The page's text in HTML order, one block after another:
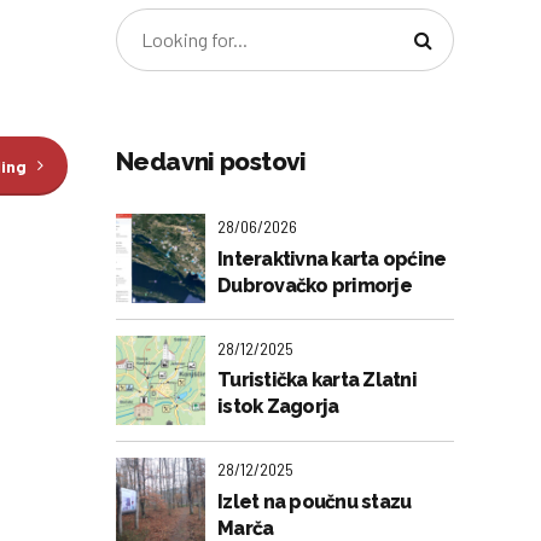
Nedavni postovi
28/06/2026
Interaktivna karta općine
Dubrovačko primorje
28/12/2025
Turistička karta Zlatni
istok Zagorja
28/12/2025
Izlet na poučnu stazu
Marča